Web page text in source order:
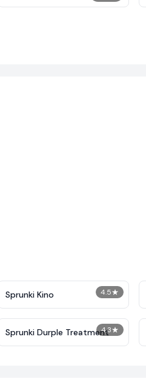
4.5★
Sprunki Kino
4.3★
Sprunki Durple Treatment